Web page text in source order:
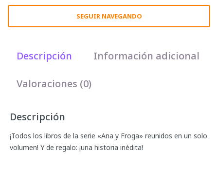
SEGUIR NAVEGANDO
Descripción Información adicional
Valoraciones (0)
Descripción
¡Todos los libros de la serie «Ana y Froga» reunidos en un solo
volumen! Y de regalo: ¡una historia inédita!